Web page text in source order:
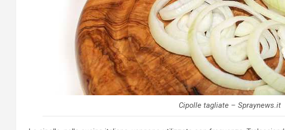
Cipolle tagliate – Spraynews.it